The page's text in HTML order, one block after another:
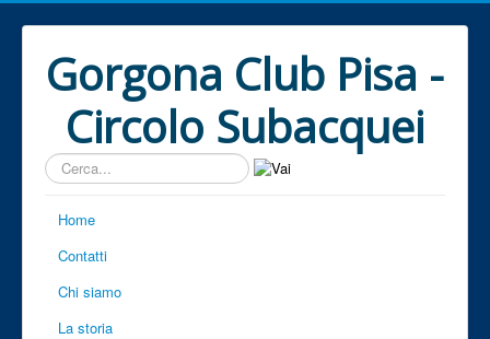
Gorgona Club Pisa -
Circolo Subacquei
Cerca...
Home
Contatti
Chi siamo
La storia